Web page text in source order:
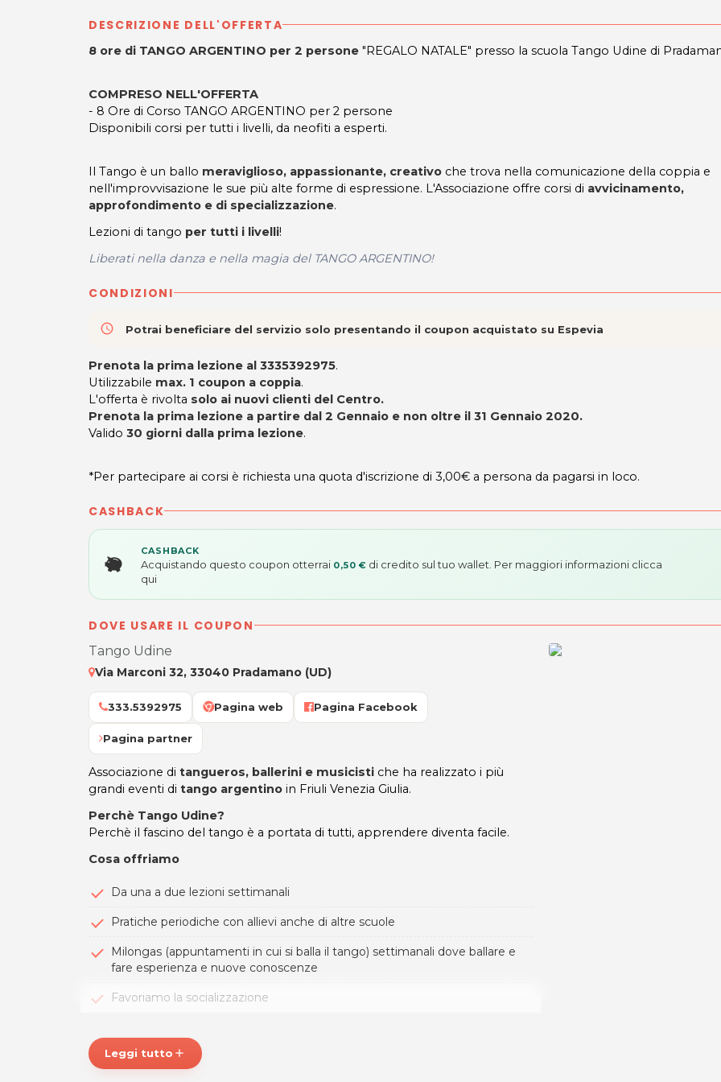
DESCRIZIONE DELL'OFFERTA
8 ore di TANGO ARGENTINO per 2 persone "REGALO NATALE" presso la scuola Tango Udine di
COMPRESO NELL'OFFERTA
- 8 Ore di Corso TANGO ARGENTINO per 2 persone
Disponibili corsi per tutti i livelli, da neofiti a esperti.
Il Tango è un ballo meraviglioso, appassionante, creativo che trova nella comunicazione della coppia e
nell'improvvisazione le sue più alte forme di espressione. L'Associazione offre corsi di avvicinamento,
approfondimento e di specializzazione.
Lezioni di tango per tutti i livelli!
Liberati nella danza e nella magia del TANGO ARGENTINO!
CONDIZIONI
access_time Potrai beneficiare del servizio solo presentando il coupon acquistato su Espevia
Prenota la prima lezione al 3335392975.
Utilizzabile max. 1 coupon a coppia.
L'offerta è rivolta solo ai nuovi clienti del Centro.
Prenota la prima lezione a partire dal 2 Gennaio e non oltre il 31 Gennaio 2020.
Valido 30 giorni dalla prima lezione.
*Per partecipare ai corsi è richiesta una quota d'iscrizione di 3,00€ a persona da pagarsi in loco.
CASHBACK
CASHBACK
Acquistando questo coupon otterrai 0,50 € di credito sul tuo wallet. Per maggiori informazioni clicca
qui
DOVE USARE IL COUPON
Tango Udine
Via Marconi 32, 33040 Pradamano (UD)
333.5392975 Pagina web Pagina Facebook
Pagina partner
Associazione di tangueros, ballerini e musicisti che ha realizzato i più
grandi eventi di tango argentino in Friuli Venezia Giulia.
Perchè Tango Udine?
Perchè il fascino del tango è a portata di tutti, apprendere diventa facile.
Cosa offriamo
Da una a due lezioni settimanali
Pratiche periodiche con allievi anche di altre scuole
Milongas (appuntamenti in cui si balla il tango) settimanali dove ballare e
fare esperienza e nuove conoscenze
Favoriamo la socializzazione
Diversi livelli di apprendimento
Leggi tutto add